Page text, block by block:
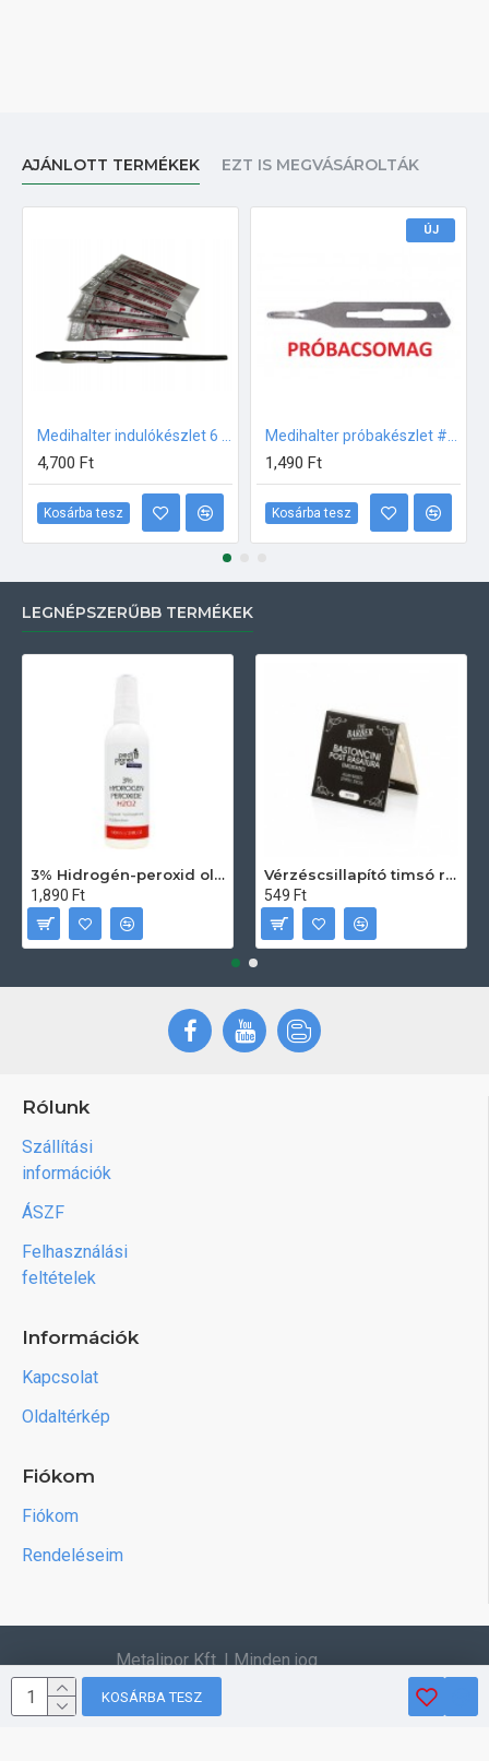
KOSÁRBA TESZ
AJÁNLOTT TERMÉKEK EZT IS MEGVÁSÁROLTÁK
4,700 Ft
Kosárba tesz
ÚJ
1,490 Ft
Kosárba tesz
LEGNÉPSZERŰBB TERMÉKEK
3% Hidrogén-peroxid oldat (sebfertőtlenítő) 100ml
1,890 Ft
Vérzéscsillapító timsó rúd 20db
549 Ft
Rólunk
Szállítási
információk
ÁSZF
Felhasználási
feltételek
Információk
Kapcsolat
Oldaltérkép
Fiókom
Fiókom
Rendeléseim
Metalipor Kft. | Minden jog
fenntartva.